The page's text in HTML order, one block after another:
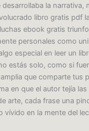
desarrollaba la narrativa,
libro gratis pdf
ebook gratis
personales como
especial en leer un
estás solo, como si
que comparte tus
en que el autor tejía las
arte, cada frase una
vívido en la mente del